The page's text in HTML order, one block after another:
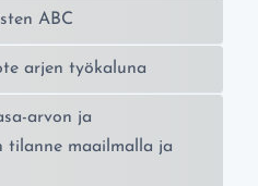
ABC
arjen työkaluna
arvon ja
tilanne maailmalla ja